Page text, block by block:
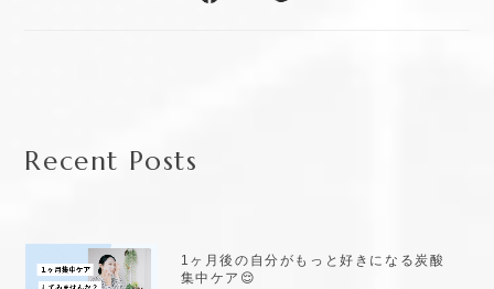
Recent Posts
1ヶ月後の自分がもっと好きになる炭酸
集中ケア😌